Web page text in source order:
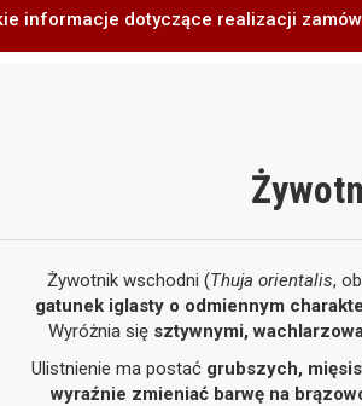
informacje dotyczące realizacji
Żywotnik wschodni (Thuja orientalis,
gatunek iglasty o odmiennym
Wyróżnia się sztywnymi,
Ulistnienie ma postać grubszych,
wyraźnie zmieniać barwę na